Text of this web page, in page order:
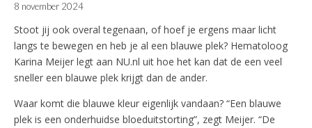
8 november 2024
Stoot jij ook overal tegenaan, of hoef je ergens maar licht
langs te bewegen en heb je al een blauwe plek? Hematoloog
Karina Meijer legt aan NU.nl uit hoe het kan dat de een veel
sneller een blauwe plek krijgt dan de ander.
Waar komt die blauwe kleur eigenlijk vandaan? “Een blauwe
plek is een onderhuidse bloeduitstorting”, zegt Meijer. “De